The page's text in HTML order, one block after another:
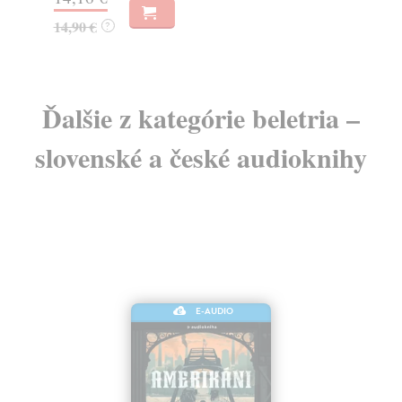
Ďalšie z kategórie beletria –
slovenské a české audioknihy
E-AUDIO